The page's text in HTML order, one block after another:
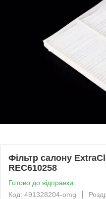
Фільтр салону
REC610258
Готово до відправки
Код: 491328204-omg